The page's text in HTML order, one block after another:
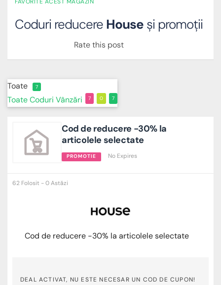
Coduri reducere House și promoții
Rate this post
Toate 7
Toate 7
Coduri 0
Vânzări 7
Cod de reducere -30% la
articolele selectate
PROMOTIE No Expires
62 Folosit - 0 Astăzi
Cod de reducere -30% la articolele selectate
DEAL ACTIVAT, NU ESTE NECESAR UN COD DE CUPON!